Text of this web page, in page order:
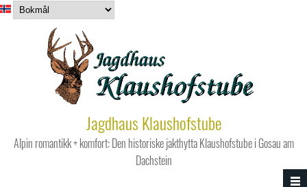
Hopp til hovedinnhold
Jagdhaus Klaushofstube
Alpin romantikk + komfort: Den historiske jakthytta Klaushofstube i Gosau am
Dachstein